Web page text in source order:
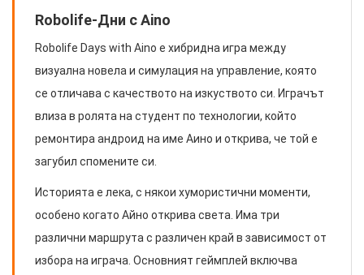
Robolife-Дни с Aino
Robolife Days with Aino е хибридна игра между
визуална новела и симулация на управление, която
се отличава с качеството на изкуството си. Играчът
влиза в ролята на студент по технологии, който
ремонтира андроид на име Аино и открива, че той е
загубил спомените си.
Историята е лека, с някои хумористични моменти,
особено когато Айно открива света. Има три
различни маршрута с различен край в зависимост от
избора на играча. Основният геймплей включва